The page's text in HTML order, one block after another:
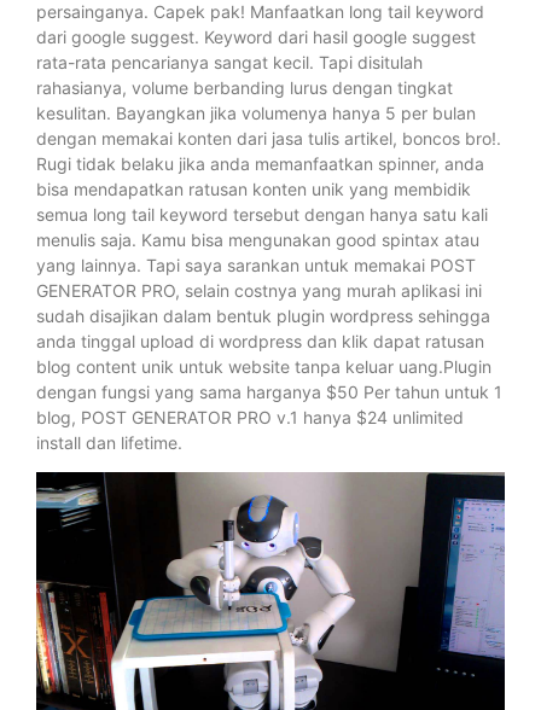
persainganya. Capek pak! Manfaatkan long tail keyword
dari google suggest. Keyword dari hasil google suggest
rata-rata pencarianya sangat kecil. Tapi disitulah
rahasianya, volume berbanding lurus dengan tingkat
kesulitan. Bayangkan jika volumenya hanya 5 per bulan
dengan memakai konten dari jasa tulis artikel, boncos bro!.
Rugi tidak belaku jika anda memanfaatkan spinner, anda
bisa mendapatkan ratusan konten unik yang membidik
semua long tail keyword tersebut dengan hanya satu kali
menulis saja. Kamu bisa mengunakan good spintax atau
yang lainnya. Tapi saya sarankan untuk memakai POST
GENERATOR PRO, selain costnya yang murah aplikasi ini
sudah disajikan dalam bentuk plugin wordpress sehingga
anda tinggal upload di wordpress dan klik dapat ratusan
blog content unik untuk website tanpa keluar uang.Plugin
dengan fungsi yang sama harganya $50 Per tahun untuk 1
blog, POST GENERATOR PRO v.1 hanya $24 unlimited
install dan lifetime.